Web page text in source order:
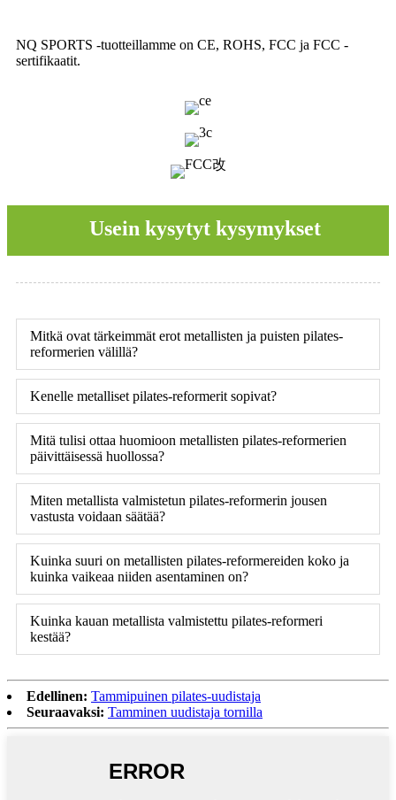
NQ SPORTS -tuotteillamme on CE, ROHS, FCC ja FCC -
sertifikaatit.
Usein kysytyt kysymykset
Mitkä ovat tärkeimmät erot metallisten ja puisten pilates-
reformerien välillä?
Kenelle metalliset pilates-reformerit sopivat?
Mitä tulisi ottaa huomioon metallisten pilates-reformerien
päivittäisessä huollossa?
Miten metallista valmistetun pilates-reformerin jousen
vastusta voidaan säätää?
Kuinka suuri on metallisten pilates-reformereiden koko ja
kuinka vaikeaa niiden asentaminen on?
Kuinka kauan metallista valmistettu pilates-reformeri
kestää?
Edellinen: Tammipuinen pilates-uudistaja
Seuraavaksi: Tamminen uudistaja tornilla